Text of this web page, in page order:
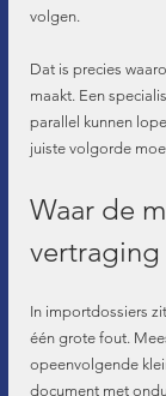
volgen.
Dat is precies
maakt. Een
parallel kunnen
juiste volgorde
Waar de
In importdossiers
één grote fout.
opeenvolgende
document met